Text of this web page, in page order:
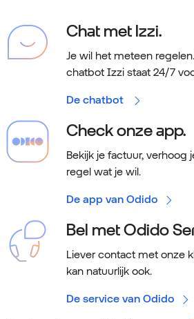
Chat met Izzi.
Je wil het meteen
chatbot Izzi staat 24/7
De chatbot
Check onze app.
Bekijk je factuur, verhoog
regel wat je wil.
De app van Odido
Bel met Odido
Liever contact met onze
kan natuurlijk ook.
De service van Odido